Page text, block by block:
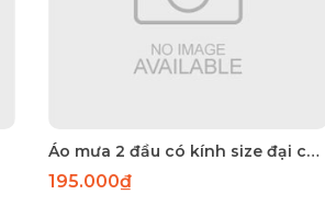
Áo mưa 2 đầu có kính size đại có phản quang sau lưng
195.000₫